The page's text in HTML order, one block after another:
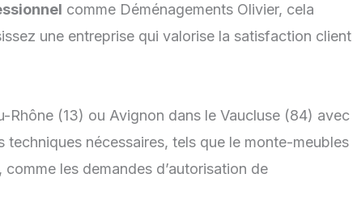
comme Déménagements Olivier, cela
une entreprise qui valorise la satisfaction client
(13) ou Avignon dans le Vaucluse (84) avec
nécessaires, tels que le monte-meubles
les demandes d’autorisation de